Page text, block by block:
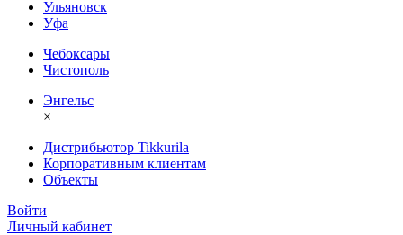
Ульяновск
Уфа
Чебоксары
Чистополь
Энгельс
×
Дистрибьютор Tikkurila
Корпоративным клиентам
Объекты
Войти
Личный кабинет